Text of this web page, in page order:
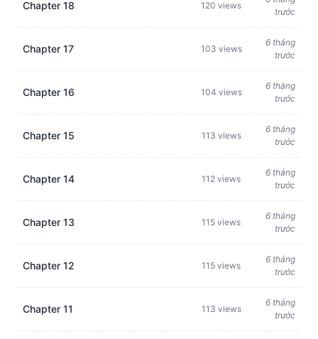
Chapter 18 120 views
trước
Chapter 17 103 views
6 tháng
trước
Chapter 16 104 views
6 tháng
trước
Chapter 15 113 views
6 tháng
trước
Chapter 14 112 views
6 tháng
trước
Chapter 13 115 views
6 tháng
trước
Chapter 12 115 views
6 tháng
trước
Chapter 11 113 views
6 tháng
trước